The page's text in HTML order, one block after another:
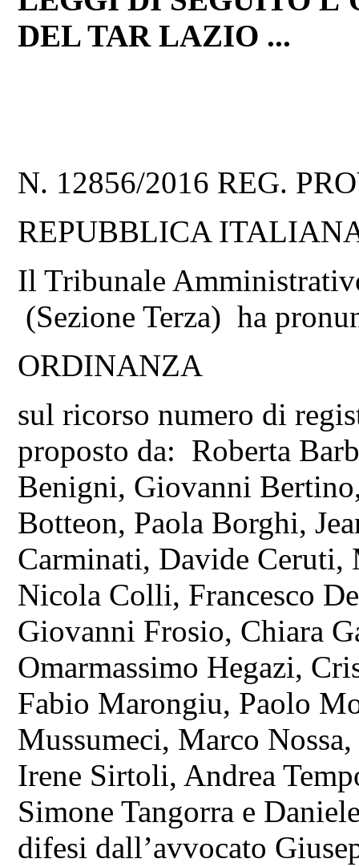
DEL TAR LAZIO ...
N. 12856/2016 REG.
REPUBBLICA
Il Tribunale
(Sezione Terza) ha
ORDINANZA
sul ricorso numero di
proposto da: Roberta
Benigni, Giovanni
Botteon, Paola Borghi,
Carminati, Davide Ceruti,
Nicola Colli, Francesco
Giovanni Frosio, Chiara
Omarmassimo Hegazi,
Fabio Marongiu, Paolo
Mussumeci, Marco
Irene Sirtoli, Andrea
Simone Tangorra e
difesi dall’avvocato